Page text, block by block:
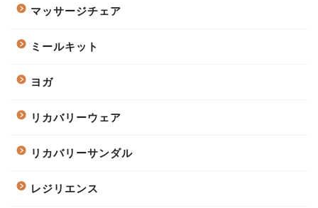
マッサージチェア
ミールキット
ヨガ
リカバリーウェア
リカバリーサンダル
レジリエンス